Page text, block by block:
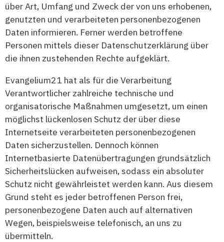
über Art, Umfang und Zweck der von uns erhobenen,
genutzten und verarbeiteten personenbezogenen
Daten informieren. Ferner werden betroffene
Personen mittels dieser Datenschutzerklärung über
die ihnen zustehenden Rechte aufgeklärt.
Evangelium21 hat als für die Verarbeitung
Verantwortlicher zahlreiche technische und
organisatorische Maßnahmen umgesetzt, um einen
möglichst lückenlosen Schutz der über diese
Internetseite verarbeiteten personenbezogenen
Daten sicherzustellen. Dennoch können
Internetbasierte Datenübertragungen grundsätzlich
Sicherheitslücken aufweisen, sodass ein absoluter
Schutz nicht gewährleistet werden kann. Aus diesem
Grund steht es jeder betroffenen Person frei,
personenbezogene Daten auch auf alternativen
Wegen, beispielsweise telefonisch, an uns zu
übermitteln.